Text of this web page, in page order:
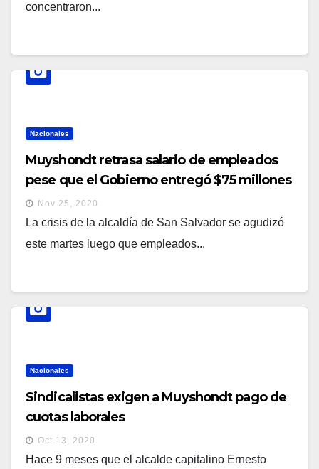
concentraron...
Nacionales
Muyshondt retrasa salario de empleados
pese que el Gobierno entregó $75 millones
a las alcaldías
Nov 25, 2020
La crisis de la alcaldía de San Salvador se agudizó
este martes luego que empleados...
Nacionales
Sindicalistas exigen a Muyshondt pago de
cuotas laborales
Oct 13, 2020
Hace 9 meses que el alcalde capitalino Ernesto